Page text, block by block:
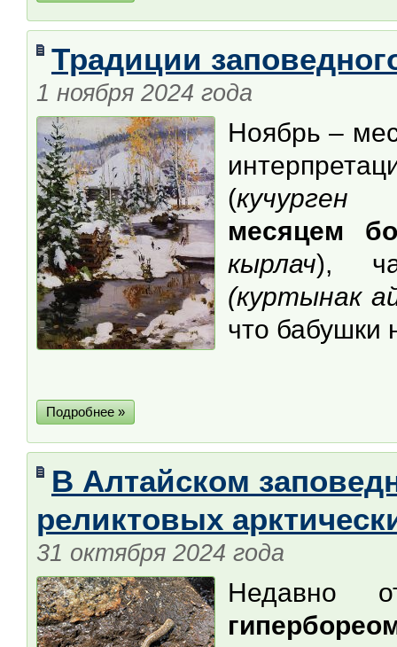
Традиции
1 ноября 2024 года
Ноябрь –
(
месяцем
кырлач),
(куртынак
что бабушки
Подробнее »
В Алтайском
реликтовых
31 октября 2024 года
Недавно